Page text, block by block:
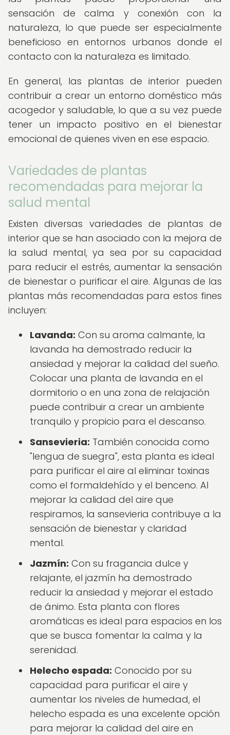
sensación de calma y conexión con la
naturaleza, lo que puede ser especialmente
beneficioso en entornos urbanos donde el
contacto con la naturaleza es limitado.
En general, las plantas de interior pueden
contribuir a crear un entorno doméstico más
acogedor y saludable, lo que a su vez puede
tener un impacto positivo en el bienestar
emocional de quienes viven en ese espacio.
Variedades de plantas
recomendadas para mejorar la
salud mental
Existen diversas variedades de plantas de
interior que se han asociado con la mejora de
la salud mental, ya sea por su capacidad
para reducir el estrés, aumentar la sensación
de bienestar o purificar el aire. Algunas de las
plantas más recomendadas para estos fines
incluyen:
Lavanda: Con su aroma calmante, la
lavanda ha demostrado reducir la
ansiedad y mejorar la calidad del sueño.
Colocar una planta de lavanda en el
dormitorio o en una zona de relajación
puede contribuir a crear un ambiente
tranquilo y propicio para el descanso.
Sansevieria: También conocida como
"lengua de suegra", esta planta es ideal
para purificar el aire al eliminar toxinas
como el formaldehído y el benceno. Al
mejorar la calidad del aire que
respiramos, la sansevieria contribuye a la
sensación de bienestar y claridad
mental.
Jazmín: Con su fragancia dulce y
relajante, el jazmín ha demostrado
reducir la ansiedad y mejorar el estado
de ánimo. Esta planta con flores
aromáticas es ideal para espacios en los
que se busca fomentar la calma y la
serenidad.
Helecho espada: Conocido por su
capacidad para purificar el aire y
aumentar los niveles de humedad, el
helecho espada es una excelente opción
para mejorar la calidad del aire en